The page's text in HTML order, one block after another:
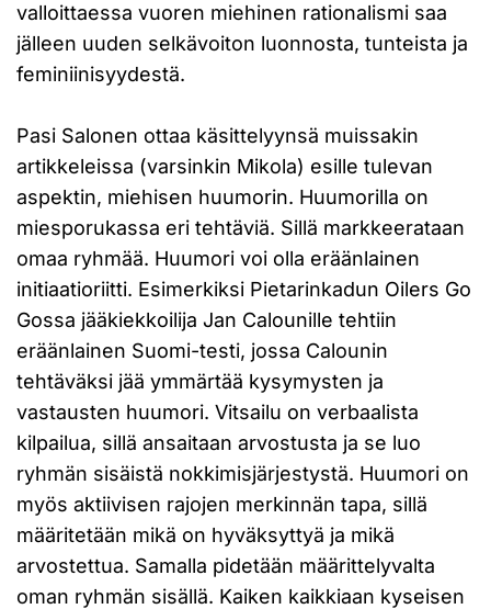
valloittaessa vuoren miehinen rationalismi saa
jälleen uuden selkävoiton luonnosta, tunteista ja
feminiinisyydestä.
Pasi Salonen ottaa käsittelyynsä muissakin
artikkeleissa (varsinkin Mikola) esille tulevan
aspektin, miehisen huumorin. Huumorilla on
miesporukassa eri tehtäviä. Sillä markkeerataan
omaa ryhmää. Huumori voi olla eräänlainen
initiaatioriitti. Esimerkiksi Pietarinkadun Oilers Go
Gossa jääkiekkoilija Jan Calounille tehtiin
eräänlainen Suomi-testi, jossa Calounin
tehtäväksi jää ymmärtää kysymysten ja
vastausten huumori. Vitsailu on verbaalista
kilpailua, sillä ansaitaan arvostusta ja se luo
ryhmän sisäistä nokkimisjärjestystä. Huumori on
myös aktiivisen rajojen merkinnän tapa, sillä
määritetään mikä on hyväksyttyä ja mikä
arvostettua. Samalla pidetään määrittelyvalta
oman ryhmän sisällä. Kaiken kaikkiaan kyseisen